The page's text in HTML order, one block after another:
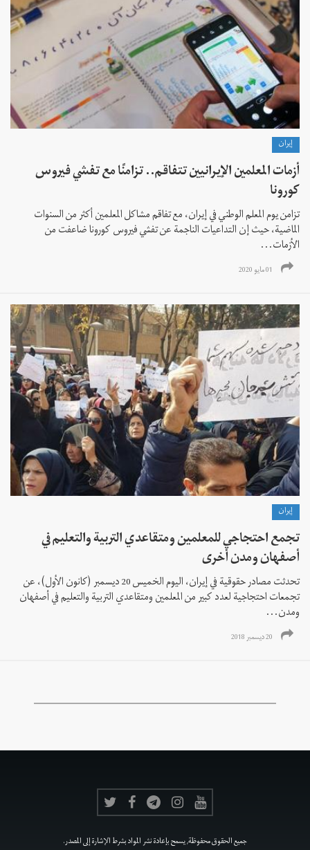
إيران
أزمات المعلمين الإيرانيين تتفاقم.. تزامنًا مع تفشي فيروس
كورونا
تزامن يوم المعلم الوطني في إيران، مع تفاقم مشاكل المعلمين أكثر من السنوات
الماضية، حيث إن التداعيات الناجمة عن تفشي فيروس كورونا ضاعفت من
الأزمات...
01 مايو 2020
إيران
تجمع احتجاجي للمعلمین ومتقاعدي التربية والتعليم في
أصفهان ومدن أخرى
تحدثت مصادر حقوقية في إيران، اليوم الخميس 20 ديسمبر (کانون الأول)، عن
تجمعات احتجاجية لعدد كبير من المعلمين ومتقاعدي التربیة والتعليم في أصفهان
ومدن...
20 ديسمبر 2018
جميع الحقوق محفوظة, يسمح بإعادة نشر المواد بشرط الإشارة إلى المصدر.